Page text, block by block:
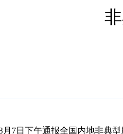
日下午通报全国内地非典型